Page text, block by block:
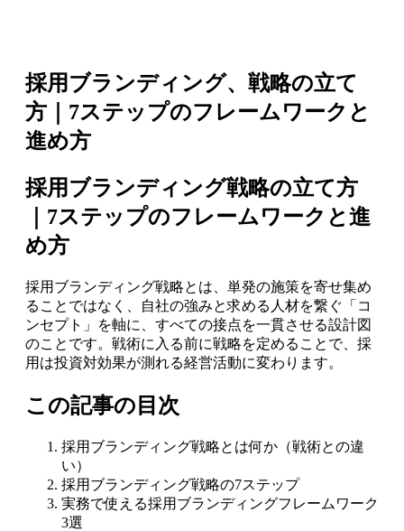
採用ブランディング、戦略の立て
方｜7ステップのフレームワークと
進め方
採用ブランディング戦略の立て方
｜7ステップのフレームワークと進
め方
採用ブランディング戦略とは、単発の施策を寄せ集め
ることではなく、自社の強みと求める人材を繋ぐ「コ
ンセプト」を軸に、すべての接点を一貫させる設計図
のことです。戦術に入る前に戦略を定めることで、採
用は投資対効果が測れる経営活動に変わります。
この記事の目次
採用ブランディング戦略とは何か（戦術との違
い）
採用ブランディング戦略の7ステップ
実務で使える採用ブランディングフレームワーク
3選